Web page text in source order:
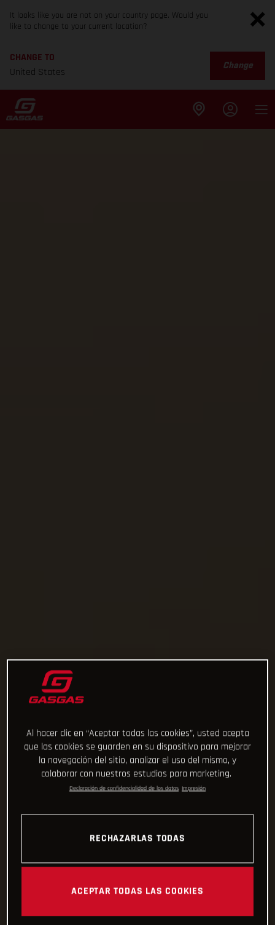
It looks like you are not on your country page. Would you
like to change to your current location?
CHANGE TO
United States
Change
Al hacer clic en “Aceptar todas las cookies”, usted acepta
que las cookies se guarden en su dispositivo para mejorar
la navegación del sitio, analizar el uso del mismo, y
colaborar con nuestros estudios para marketing.
Declaración de confidencialidad de los datos Impresión
RECHAZARLAS TODAS
ACEPTAR TODAS LAS COOKIES